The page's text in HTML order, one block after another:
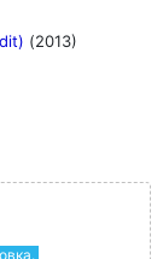
(2013)